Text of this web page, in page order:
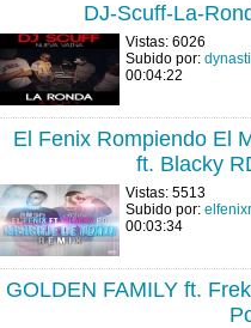
DJ-Scuff-La-
Vistas: 6026
Subido por:
00:04:22
El Fenix Rompiendo El
ft. Blacky
Vistas: 5513
Subido por:
00:03:34
GOLDEN FAMILY ft.